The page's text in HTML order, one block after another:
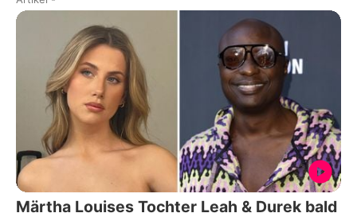
Märtha Louises Tochter Leah & Durek bald